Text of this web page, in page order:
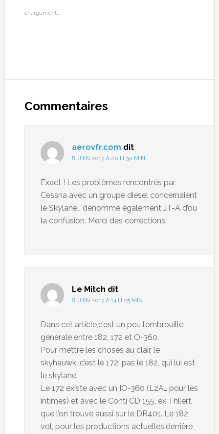
chargement…
Commentaires
aerovfr.com dit
8 JUIN 2017 À 20 H 30 MIN
Exact ! Les problèmes rencontrés par
Cessna avec un groupe diesel concernaient
le Skylane… dénommé également JT-A d’où
la confusion. Merci des corrections.
Le Mitch dit
8 JUIN 2017 À 14 H 25 MIN
Dans cet article,c’est un peu l’embrouille
générale entre 182, 172 et O-360.
Pour mettre les choses au clair, le
skyhauwk, c’est le 172, pas le 182, qui lui est
le skylane.
Le 172 existe avec un IO-360 (L2A… pour les
intimes) et avec le Conti CD 155, ex Thilert,
que l’on trouve aussi sur le DR401. Le 182
vol, pour les productions actuelles,derrière